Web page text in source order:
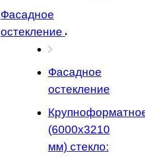
Фасадное
остекление
Фасадное
остекление
(6000x3210
мм) стекло: